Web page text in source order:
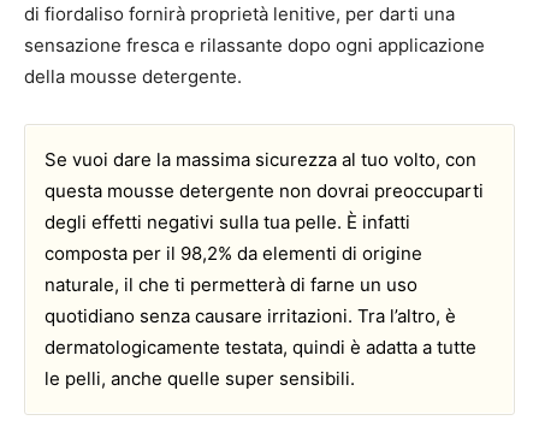
di fiordaliso fornirà proprietà lenitive, per darti una
sensazione fresca e rilassante dopo ogni applicazione
della mousse detergente.
Se vuoi dare la massima sicurezza al tuo volto, con
questa mousse detergente non dovrai preoccuparti
degli effetti negativi sulla tua pelle. È infatti
composta per il 98,2% da elementi di origine
naturale, il che ti permetterà di farne un uso
quotidiano senza causare irritazioni. Tra l’altro, è
dermatologicamente testata, quindi è adatta a tutte
le pelli, anche quelle super sensibili.